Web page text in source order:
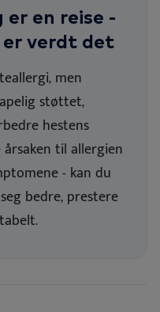
en reise -
er verdt det
men
støttet,
hestens
til allergien
- kan du
bedre, prestere
.